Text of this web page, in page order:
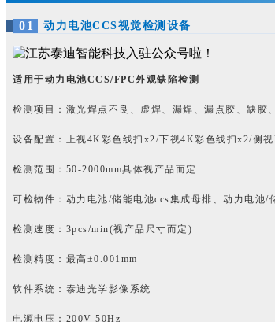
01 动力电池CCS视觉检测设备
适用于动力电池CCS/FPC外观缺陷检测
检测项目：激光焊点不良、虚焊、漏焊、漏点胶、缺胶
设备配置：上视4K彩色线扫x2/下视4K彩色线扫x2/侧视
检测范围：50-2000mm具体视产品而定
可检物件：动力电池/储能电池ccs集成母排、动力电池/
检测速度：3pcs/min(视产品尺寸而定)
检测精度：最高±0.001mm
软件系统：泰迪光学影像系统
电源电压：200V 50Hz